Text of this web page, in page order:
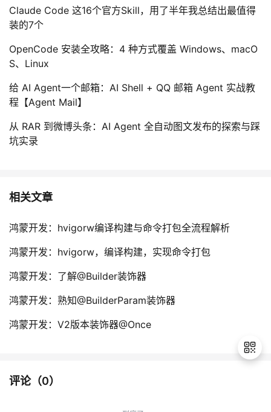
Claude Code 这16个官方Skill，用了半年我总结出最值得
装的7个
OpenCode 安装全攻略：4 种方式覆盖 Windows、macO
S、Linux
给 AI Agent一个邮箱：AI Shell + QQ 邮箱 Agent 实战教
程【Agent Mail】
从 RAR 到微博头条：AI Agent 全自动图文发布的探索与踩
坑实录
相关文章
鸿蒙开发：hvigorw编译构建与命令打包全流程解析
鸿蒙开发：hvigorw，编译构建，实现命令打包
鸿蒙开发：了解@Builder装饰器
鸿蒙开发：熟知@BuilderParam装饰器
鸿蒙开发：V2版本装饰器@Once
评论（0）